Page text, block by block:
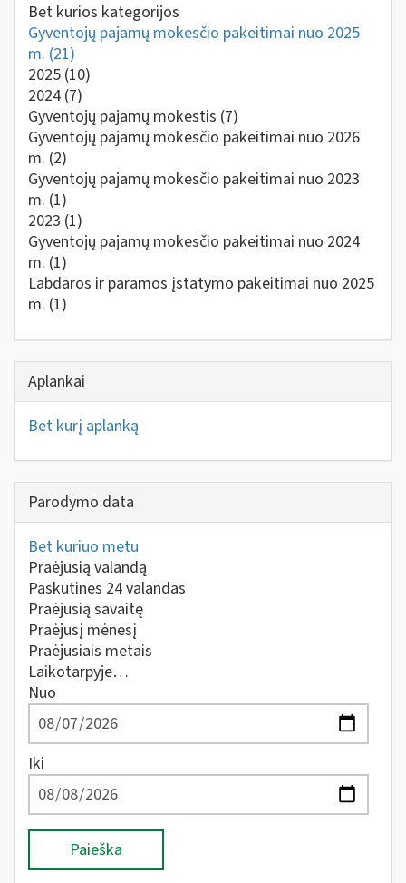
Bet kurios kategorijos
Gyventojų pajamų mokesčio pakeitimai nuo 2025
m. (21)
2025 (10)
2024 (7)
Gyventojų pajamų mokestis (7)
Gyventojų pajamų mokesčio pakeitimai nuo 2026
m. (2)
Gyventojų pajamų mokesčio pakeitimai nuo 2023
m. (1)
2023 (1)
Gyventojų pajamų mokesčio pakeitimai nuo 2024
m. (1)
Labdaros ir paramos įstatymo pakeitimai nuo 2025
m. (1)
Aplankai
Bet kurį aplanką
Parodymo data
Bet kuriuo metu
Praėjusią valandą
Paskutines 24 valandas
Praėjusią savaitę
Praėjusį mėnesį
Praėjusiais metais
Laikotarpyje…
Nuo
Iki
Paieška